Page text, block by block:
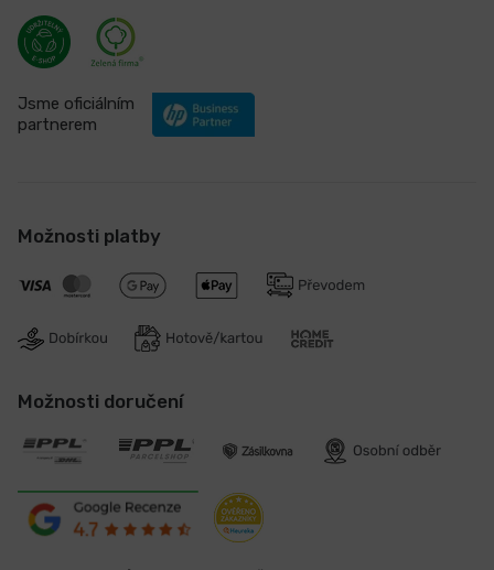
Jsme oficiálním
partnerem
Možnosti platby
Možnosti doručení